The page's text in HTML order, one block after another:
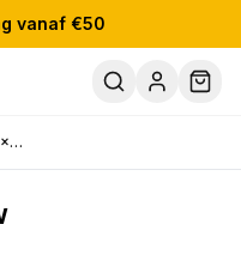
vanaf €50
LED Paneel, 60x60 cm, 36W